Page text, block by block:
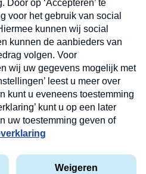
op onze
en dinsdagochtend in uw